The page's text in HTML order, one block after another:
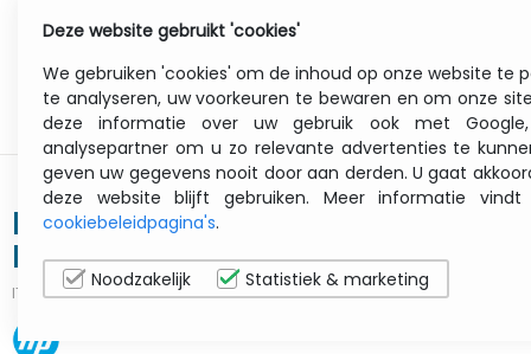
LaserJet Enterprise M725f -
Laser - A3 - USB / Ethernet
ITCurry #:1170XQ13| Article #:CF067A#B19
Deze website gebruikt 'cookies'
We gebruiken 'cookies' om de inhoud op onze website te
te analyseren, uw voorkeuren te bewaren en om onze
deze informatie over uw gebruik ook met
analysepartner om u zo relevante advertenties te
geven uw gegevens nooit door aan derden. U gaat
deze website blijft gebruiken. Meer informatie
cookiebeleidpagina's.
Noodzakelijk Statistiek & marketing